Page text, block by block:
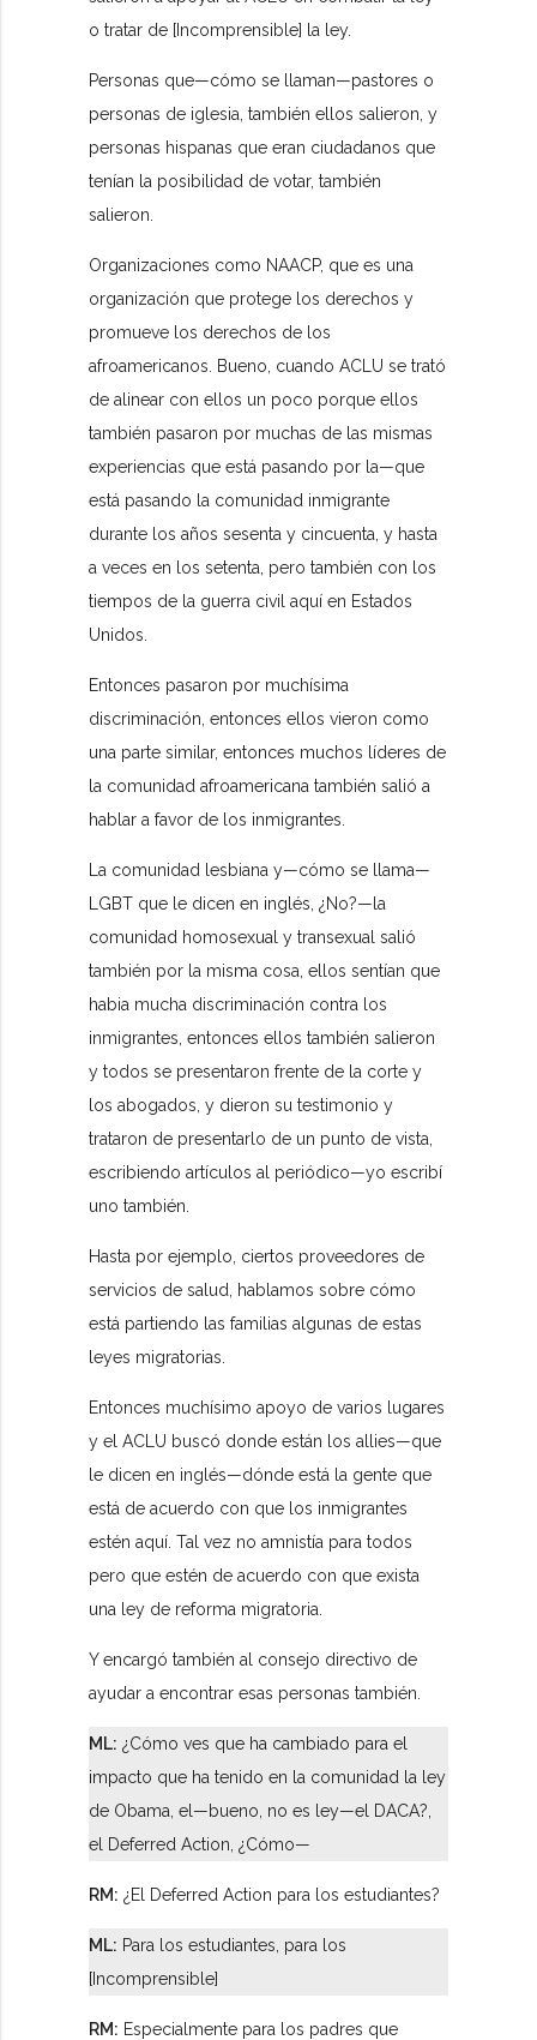
o tratar de [Incomprensible] la ley.
Personas que—cómo se llaman—pastores o
personas de iglesia, también ellos salieron, y
personas hispanas que eran ciudadanos que
tenían la posibilidad de votar, también
salieron.
Organizaciones como NAACP, que es una
organización que protege los derechos y
promueve los derechos de los
afroamericanos. Bueno, cuando ACLU se trató
de alinear con ellos un poco porque ellos
también pasaron por muchas de las mismas
experiencias que está pasando por la—que
está pasando la comunidad inmigrante
durante los años sesenta y cincuenta, y hasta
a veces en los setenta, pero también con los
tiempos de la guerra civil aquí en Estados
Unidos.
Entonces pasaron por muchísima
discriminación, entonces ellos vieron como
una parte similar, entonces muchos líderes de
la comunidad afroamericana también salió a
hablar a favor de los inmigrantes.
La comunidad lesbiana y—cómo se llama—
LGBT que le dicen en inglés, ¿No?—la
comunidad homosexual y transexual salió
también por la misma cosa, ellos sentían que
habia mucha discriminación contra los
inmigrantes, entonces ellos también salieron
y todos se presentaron frente de la corte y
los abogados, y dieron su testimonio y
trataron de presentarlo de un punto de vista,
escribiendo artículos al periódico—yo escribí
uno también.
Hasta por ejemplo, ciertos proveedores de
servicios de salud, hablamos sobre cómo
está partiendo las familias algunas de estas
leyes migratorias.
Entonces muchísimo apoyo de varios lugares
y el ACLU buscó donde están los allies—que
le dicen en inglés—dónde está la gente que
está de acuerdo con que los inmigrantes
estén aquí. Tal vez no amnistía para todos
pero que estén de acuerdo con que exista
una ley de reforma migratoria.
Y encargó también al consejo directivo de
ayudar a encontrar esas personas también.
ML: ¿Cómo ves que ha cambiado para el
impacto que ha tenido en la comunidad la ley
de Obama, el—bueno, no es ley—el DACA?,
el Deferred Action, ¿Cómo—
RM: ¿El Deferred Action para los estudiantes?
ML: Para los estudiantes, para los
[Incomprensible]
RM: Especialmente para los padres que